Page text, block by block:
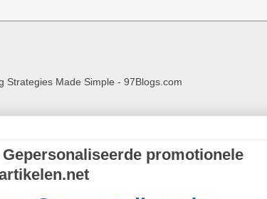
Strategies Made Simple - 97Blogs.com
promotionele